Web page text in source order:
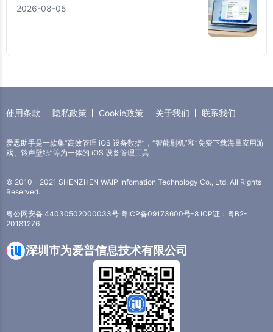
2026-08-05
使用条款 隐私政策 Cookie政策 关于我们 联系我们
爱思助手是一款集“高效管理 iOS 设备数据”，“智能刷机”和“免费下载海量应用游
戏、铃声壁纸”等为一体的 iOS 设备管理工具
© 2010 - 2021 SHENZHEN WAIP Infomation Technology Co., Ltd. All Rights
Reserved.
粤公网安备 44030502000033号 粤ICP备09173600号-8 ICP证：粤B2-
20181276
深圳市为爱普信息技术有限公司